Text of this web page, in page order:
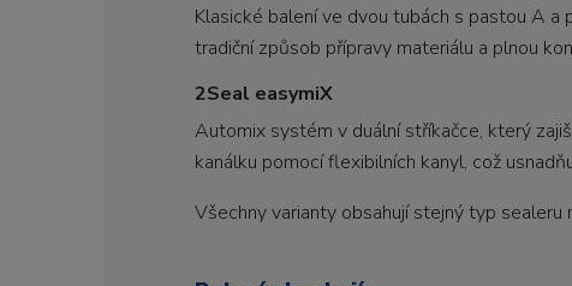
Klasické balení ve dvou tubách s pastou A a
tradiční způsob přípravy materiálu a plnou
2Seal easymiX
Automix systém v duální stříkačce, který
kanálku pomocí flexibilních kanyl, což
Všechny varianty obsahují stejný typ